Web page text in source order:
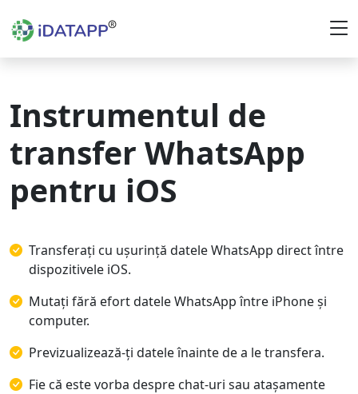
Instrumentul de
transfer WhatsApp
pentru iOS
Transferați cu ușurință datele WhatsApp direct între
dispozitivele iOS.
Mutați fără efort datele WhatsApp între iPhone și
computer.
Previzualizează-ți datele înainte de a le transfera.
Fie că este vorba despre chat-uri sau atașamente